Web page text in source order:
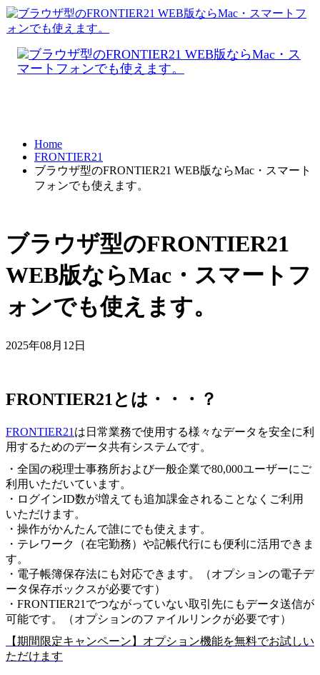
Home
FRONTIER21
ブラウザ型のFRONTIER21 WEB版ならMac・スマート
フォンでも使えます。
ブラウザ型のFRONTIER21
WEB版ならMac・スマートフ
ォンでも使えます。
2025年08月12日
FRONTIER21とは・・・？
FRONTIER21 は日常業務で使用する様々なデータを安全に利
用するためのデータ共有システムです。
・全国の税理士事務所および一般企業で80,000ユーザーにご
利用いただいています。
・ログインID数が増えても追加課金されることなくご利用
いただけます。
・操作がかんたんで誰にでも使えます。
・テレワーク（在宅勤務）や記帳代行にも便利に活用できま
す。
・電子帳簿保存法にも対応できます。（オプションの電子デ
ータ保存ボックスが必要です）
・FRONTIER21でつながっていない取引先にもデータ送信が
可能です。（オプションのファイルリンクが必要です）
【期間限定キャンペーン】オプション機能を無料でお試しい
ただけます